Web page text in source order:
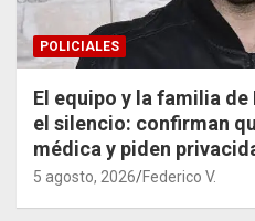
POLICIALES
El equipo y la familia
el silencio: confirman
médica y piden
5 agosto, 2026 Federico V.